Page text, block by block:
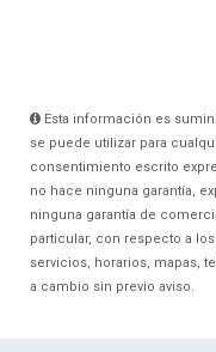
Esta información es
se puede utilizar para
consentimiento escrito
no hace ninguna garantía,
ninguna garantía de
particular, con respecto a
servicios, horarios, mapas,
a cambio sin previo aviso.